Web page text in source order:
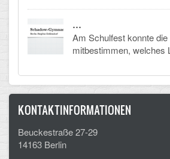
…
Am Schulfest konnte
mitbestimmen, welches
KONTAKTINFORMATIONEN
Beuckestraße 27-29
14163 Berlin